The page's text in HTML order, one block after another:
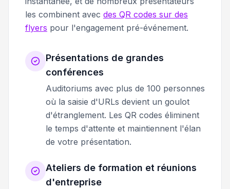
les combinent avec des QR codes sur des
flyers pour l'engagement pré-événement.
Présentations de grandes
conférences
Auditoriums avec plus de 100 personnes
où la saisie d'URLs devient un goulot
d'étranglement. Les QR codes éliminent
le temps d'attente et maintiennent l'élan
de votre présentation.
Ateliers de formation et réunions
d'entreprise